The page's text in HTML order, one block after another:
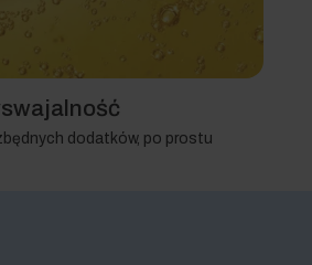
dodatków, po prostu